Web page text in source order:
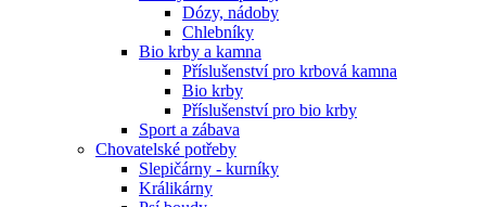
Dózy, nádoby
Chlebníky
Bio krby a kamna
Příslušenství pro krbová kamna
Bio krby
Příslušenství pro bio krby
Sport a zábava
Chovatelské potřeby
Slepičárny - kurníky
Králikárny